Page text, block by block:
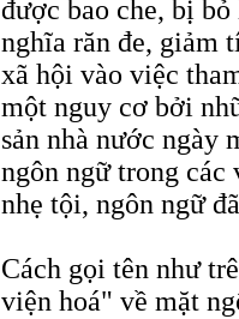
được bao che, bị
nghĩa răn đe, giảm
xã hội vào việc
một nguy cơ bởi
sản nhà nước ngày
ngôn ngữ trong các
nhẹ tội, ngôn ngữ
Cách gọi tên như
viện hoá" về mặt